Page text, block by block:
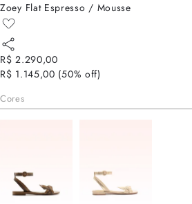
Zoey Flat Espresso / Mousse
R$ 2.290,00
R$ 1.145,00 (50% off)
Cores